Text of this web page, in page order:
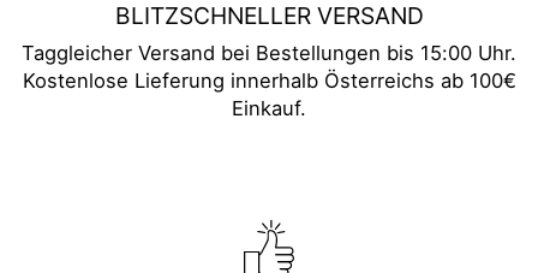
BLITZSCHNELLER VERSAND
Taggleicher Versand bei Bestellungen bis 15:00 Uhr.
Kostenlose Lieferung innerhalb Österreichs ab 100€
Einkauf.